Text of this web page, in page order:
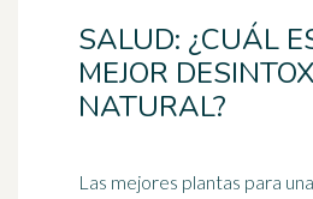
SALUD: ¿CUÁL
MEJOR
NATURAL?
Las mejores plantas para